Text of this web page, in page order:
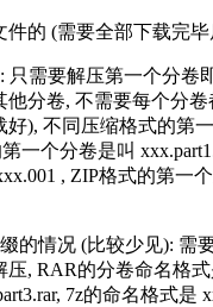
件的 (需要全部下载完
只需要解压第一个分卷
他分卷, 不需要每个分
好), 不同压缩格式的第
一个分卷是叫
, ZIP格式的第一
的情况 (比较少见): 需
, RAR的分卷命名格式
7z的命名格式是